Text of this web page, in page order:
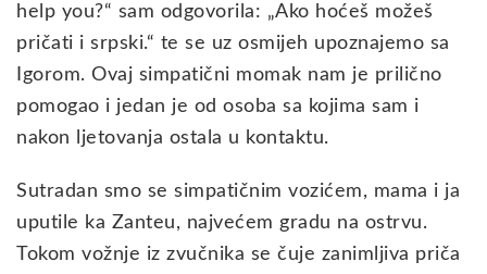
help you?“ sam odgovorila: „Ako hoćeš možeš
pričati i srpski.“ te se uz osmijeh upoznajemo sa
Igorom. Ovaj simpatični momak nam je prilično
pomogao i jedan je od osoba sa kojima sam i
nakon ljetovanja ostala u kontaktu.
Sutradan smo se simpatičnim vozićem, mama i ja
uputile ka Zanteu, najvećem gradu na ostrvu.
Tokom vožnje iz zvučnika se čuje zanimljiva priča